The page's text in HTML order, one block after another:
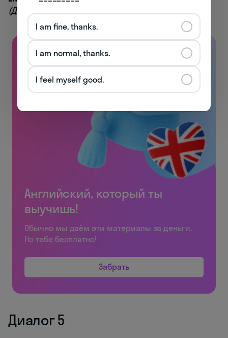
(До встречи!)
Английский, который ты
выучишь!
Обычно мы даём эти материалы за деньги.
Но тебе бесплатно!
Забрать
Диалог 5
I am fine, thanks.
I am normal, thanks.
I feel myself good.